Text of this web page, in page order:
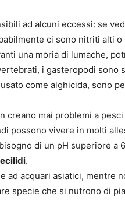
ad alcuni eccessi: se
ci sono nitriti alti o
una moria di lumache,
i gasteropodi sono
come alghicida, sono
creano mai problemi a
possono vivere in molti
di un pH superiore a
.
ad acquari asiatici, mentre
specie che si nutrono di